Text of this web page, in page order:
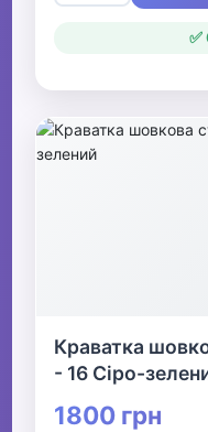
✅
Краватка
- 16 Сіро-
1800 грн